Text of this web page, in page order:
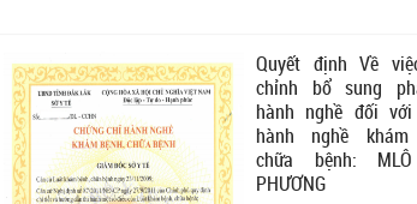
Quyết định Về
chỉnh bổ sung
hành nghề đối với
hành nghề khám
chữa bệnh:
PHƯƠNG